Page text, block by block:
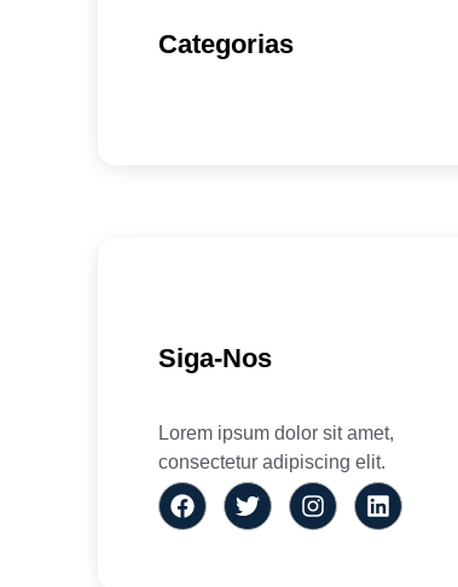
Categorias
Siga-Nos
Lorem ipsum dolor sit amet,
consectetur adipiscing elit.